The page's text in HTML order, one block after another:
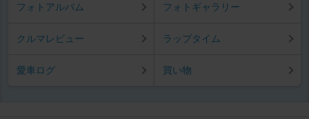
フォトアルバム フォトギャラリー
クルマレビュー ラップタイム
愛車ログ 買い物